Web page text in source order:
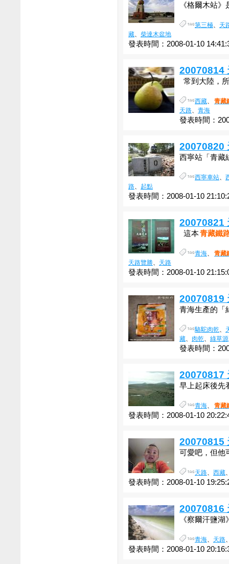
《格爾木站》
第三極、 天
藏、 柴達木盆地
發表時間：2008-01-10
20070814
常到大陸，
西藏、
青藏
天路、 青海
發表時間：
20070820
西寧站「青藏
西寧車站、
路、 起點
發表時間：2008-01-10
20070821
這本青藏鐵
青海、
青藏
天路覽勝、 天路
發表時間：2008-01-10
20070819
青海生產的「
駱駝肉乾、
藏、 肉乾、 綠草源
發表時間：
20070817
早上起床後先
青海、 青藏
發表時間：2008-01-10
20070815
可愛吧，但
天路、 西藏
發表時間：2008-01-10
20070816
《察爾汗鹽
青海、 天路
發表時間：2008-01-10